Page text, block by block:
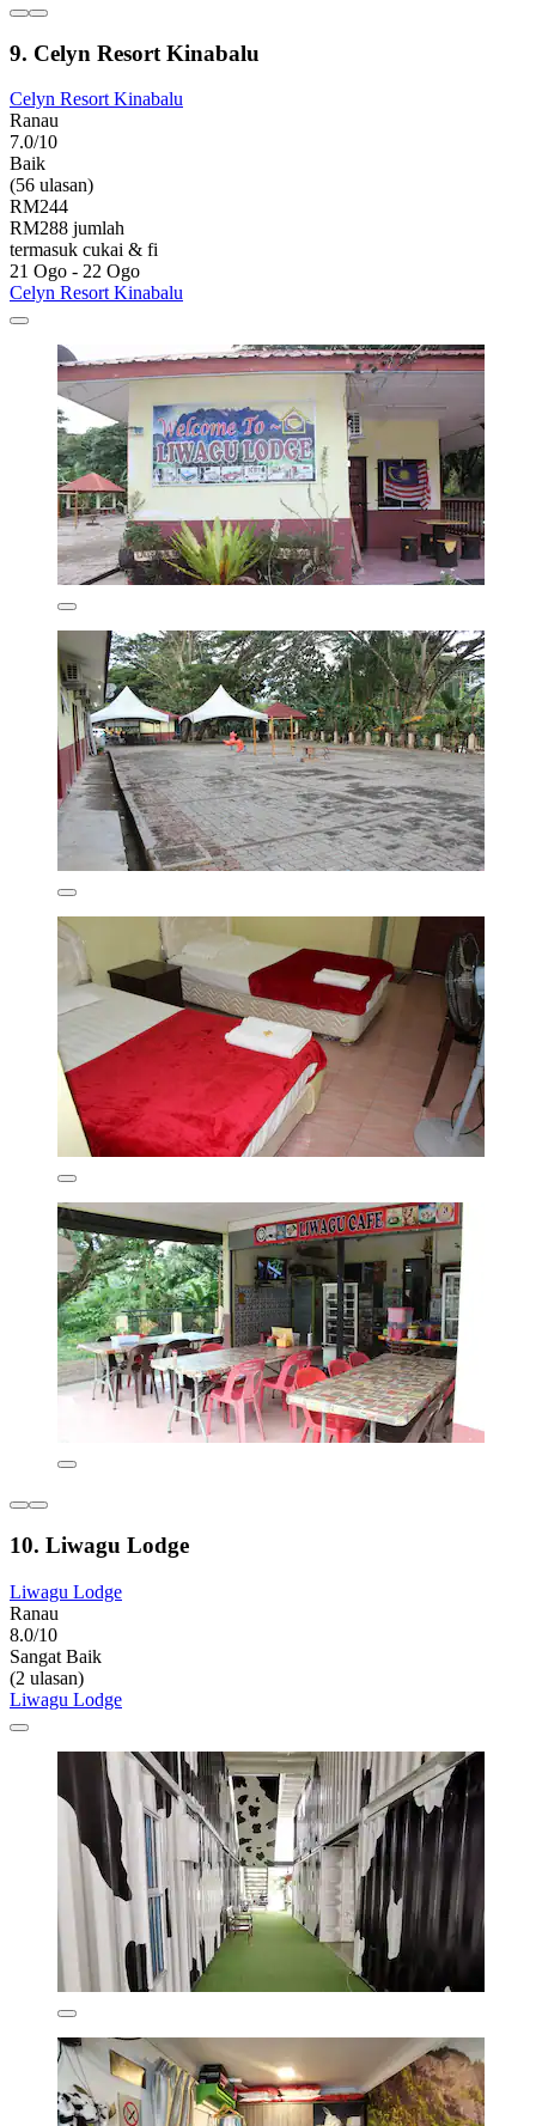
9. Celyn Resort Kinabalu
Celyn Resort Kinabalu
Ranau
7.0/10
Baik
(56 ulasan)
RM244
RM288 jumlah
termasuk cukai & fi
21 Ogo - 22 Ogo
Celyn Resort Kinabalu
10. Liwagu Lodge
Liwagu Lodge
Ranau
8.0/10
Sangat Baik
(2 ulasan)
Liwagu Lodge